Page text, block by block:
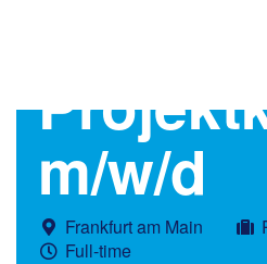
m/w/d
Frankfurt am Main
Full-time